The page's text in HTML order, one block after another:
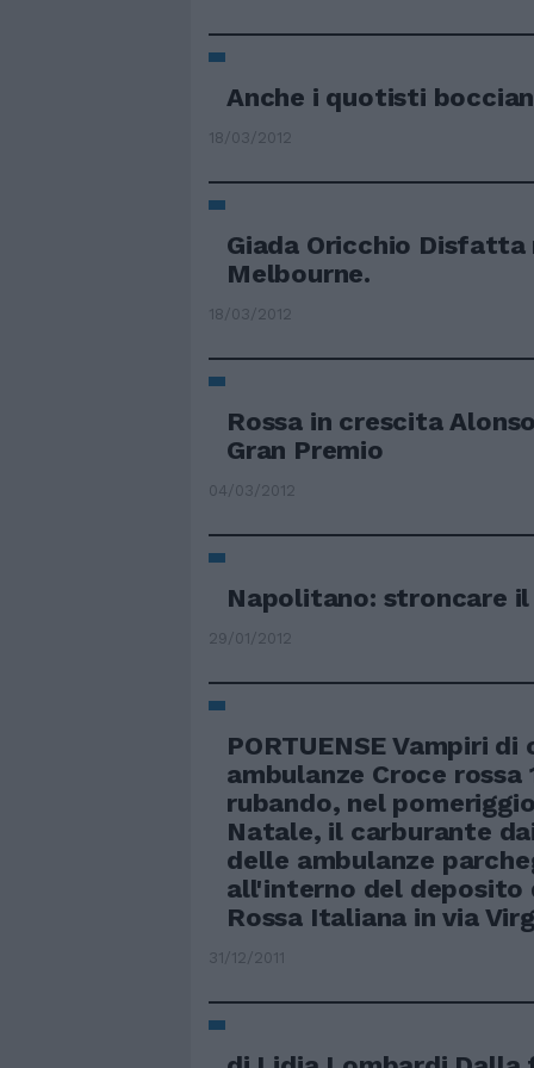
Anche i quotisti
18/03/2012
Giada Oricchio Disfatta
Melbourne.
18/03/2012
Rossa in crescita
Gran Premio
04/03/2012
Napolitano: stroncare il
29/01/2012
PORTUENSE Vampiri
ambulanze Croce rossa
rubando, nel
Natale, il carburante
delle ambulanze
all'interno del deposito
Rossa Italiana in via
31/12/2011